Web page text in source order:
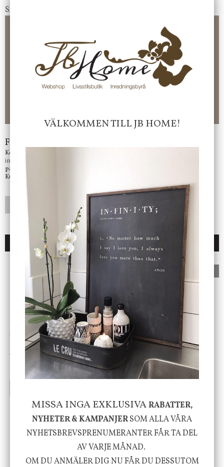
Sitemap »
Frakt 99 kr, handlar du över 2000 kr skickas order fraktfritt.
100 kr - 400 kr i frakt för våra "unika ting" produkter som skickas.
10 % rabatt på din första order vid anmälan av nyhetsbrev, via
Faktura 0 kr. Hos oss betalar du enkelt och smidigt med KLARNA
CHECKOUT. Välj själv hur du vill betala mellan alla Klarnas
betalningstjänster. Och du kan även välja PAYSON betalningstjänst.
Frågor?
Kontakta oss på
info@jbhome.se
på mail så fort vi kan.
Kundtjänst telefontid öppet vardagar mellan 10.00 - 15.00
LÄGG I ÖNSKELISTA
DU KANSKE OCKSÅ ÄR INTRESSERAD AV
Star Trading
Bordslampa Mushroom
vit, Utomhus
499 kr
ENDAST 1 ST KVAR I LAGER
DBKD
Cloudy kruka mini, vit
199 kr
-20%
VÄLKOMMEN TILL JB HOME!
MISSA INGA EXKLUSIVARABATTER,
NYHETER & KAMPANJERSOM ALLA VÅRA
NYHETSBREVSPRENUMERANTER FÅR TA DEL
AV VARJE MÅNAD.
OM DU ANMÄLER DIG NU FÅR DU DESSUTOM